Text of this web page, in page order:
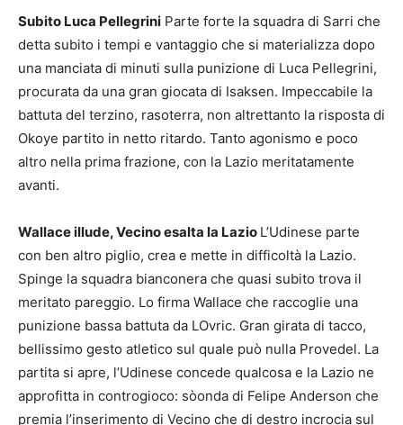
Subito Luca Pellegrini Parte forte la squadra di Sarri che
detta subito i tempi e vantaggio che si materializza dopo
una manciata di minuti sulla punizione di Luca Pellegrini,
procurata da una gran giocata di Isaksen. Impeccabile la
battuta del terzino, rasoterra, non altrettanto la risposta di
Okoye partito in netto ritardo. Tanto agonismo e poco
altro nella prima frazione, con la Lazio meritatamente
avanti.
Wallace illude, Vecino esalta la Lazio L’Udinese parte
con ben altro piglio, crea e mette in difficoltà la Lazio.
Spinge la squadra bianconera che quasi subito trova il
meritato pareggio. Lo firma Wallace che raccoglie una
punizione bassa battuta da LOvric. Gran girata di tacco,
bellissimo gesto atletico sul quale può nulla Provedel. La
partita si apre, l’Udinese concede qualcosa e la Lazio ne
approfitta in controgioco: sòonda di Felipe Anderson che
premia l’inserimento di Vecino che di destro incrocia sul